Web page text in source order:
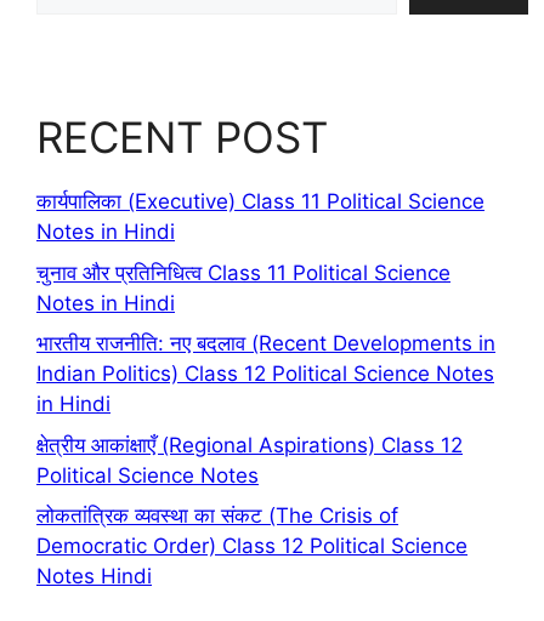
RECENT POST
कार्यपालिका (Executive) Class 11 Political Science
Notes in Hindi
चुनाव और प्रतिनिधित्व Class 11 Political Science
Notes in Hindi
भारतीय राजनीति: नए बदलाव (Recent Developments in
Indian Politics) Class 12 Political Science Notes
in Hindi
क्षेत्रीय आकांक्षाएँ (Regional Aspirations) Class 12
Political Science Notes
लोकतांत्रिक व्यवस्था का संकट (The Crisis of
Democratic Order) Class 12 Political Science
Notes Hindi